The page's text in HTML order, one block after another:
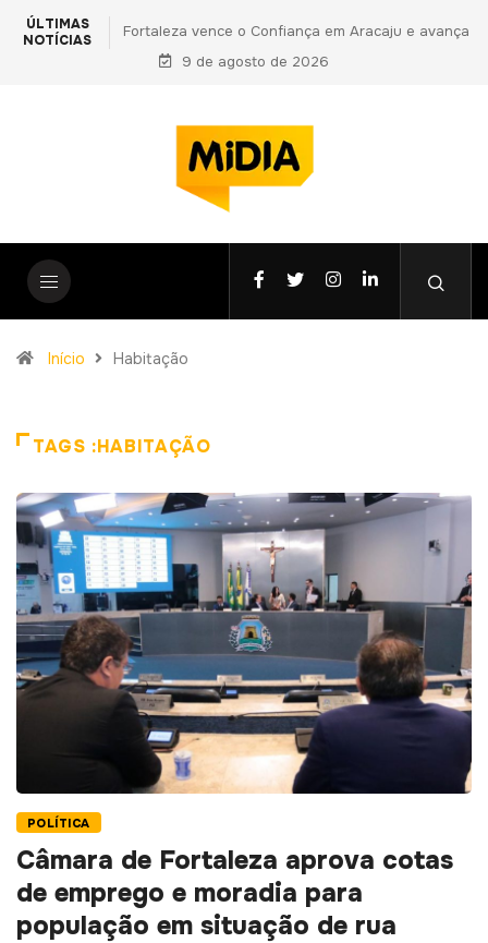
ÚLTIMAS
NOTÍCIAS
em Aracaju e avança
PF prende primo de Daniel Vorcaro e
vantagens indevidas a Ciro Nogueira em
9 de agosto de 2026
Início Habitação
TAGS :HABITAÇÃO
POLÍTICA
Câmara de Fortaleza aprova cotas
de emprego e moradia para
população em situação de rua